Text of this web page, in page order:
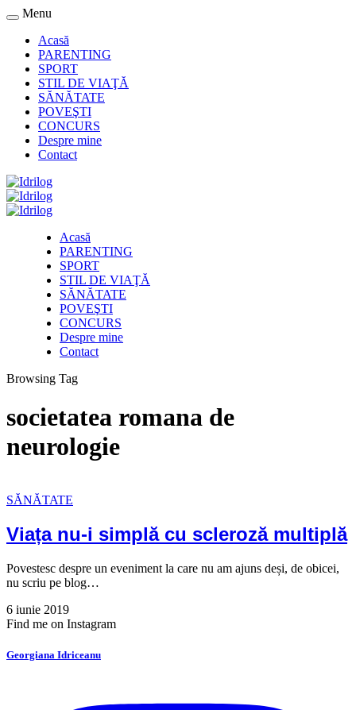
Menu
Acasă
PARENTING
SPORT
STIL DE VIAŢĂ
SĂNĂTATE
POVEŞTI
CONCURS
Despre mine
Contact
Acasă
PARENTING
SPORT
STIL DE VIAŢĂ
SĂNĂTATE
POVEŞTI
CONCURS
Despre mine
Contact
Browsing Tag
societatea romana de
neurologie
SĂNĂTATE
Viața nu-i simplă cu scleroză multiplă
Povestesc despre un eveniment la care nu am ajuns deși, de obicei,
nu scriu pe blog…
6 iunie 2019
Find me on Instagram
Georgiana Idriceanu